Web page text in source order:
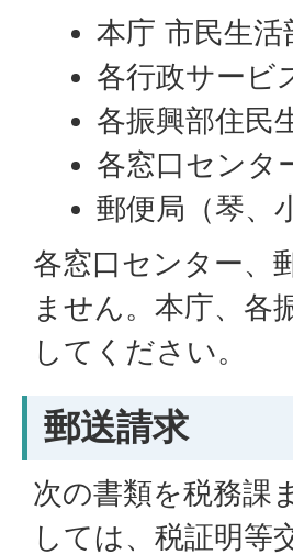
本庁 市民生活
各行政サービ
各振興部住民
各窓口センタ
郵便局（琴、
各窓口センター、
ません。本庁、各
してください。
郵送請求
次の書類を税務課
しては、税証明等